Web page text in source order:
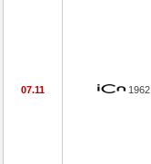
07.11 1962